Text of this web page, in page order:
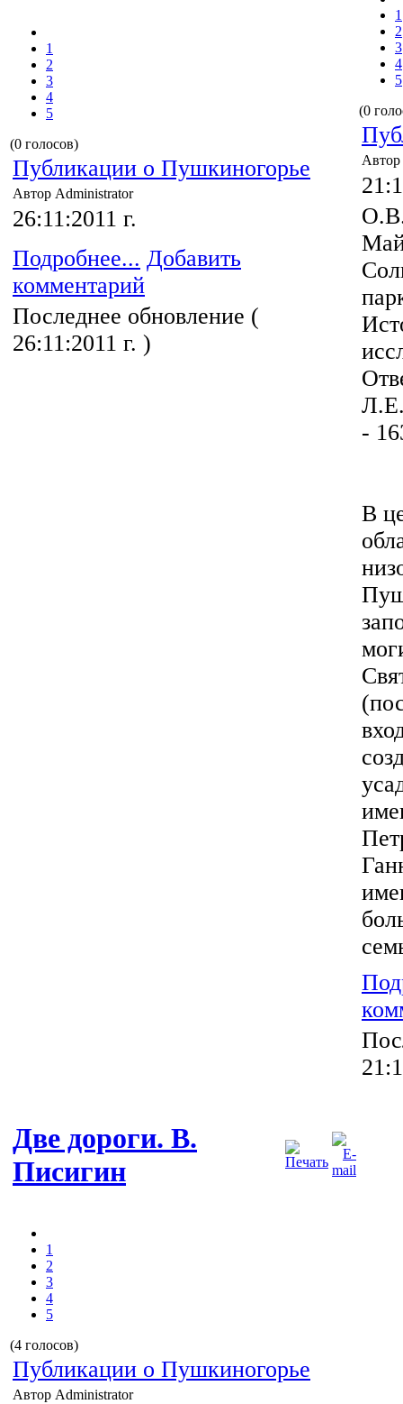
1
2
3
4
5
(0 голосов)
Публикации о Пушкиногорье
Автор Administrator
26:11:2011 г.
Подробнее... Добавить
комментарий
Последнее обновление (
26:11:2011 г. )
1
2
3
4
5
(0
-
В
Две дороги. В.
Писигин
1
2
3
4
5
(4 голосов)
Публикации о Пушкиногорье
Автор Administrator